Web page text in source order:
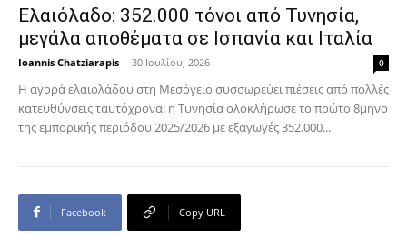
Ελαιόλαδο: 352.000 τόνοι από Τυνησία,
μεγάλα αποθέματα σε Ισπανία και Ιταλία
Ioannis Chatziarapis - 30 Ιουλίου, 2026 0
Η αγορά ελαιολάδου στη Μεσόγειο συσσωρεύει πιέσεις από πολλές
κατευθύνσεις ταυτόχρονα: η Τυνησία ολοκλήρωσε το πρώτο 8μηνο
της εμπορικής περιόδου 2025/2026 με εξαγωγές 352.000...
Facebook Copy URL